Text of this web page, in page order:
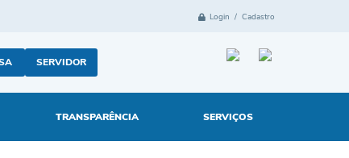
Login / Cadastro
SERVIDOR
TRANSPARÊNCIA SERVIÇOS